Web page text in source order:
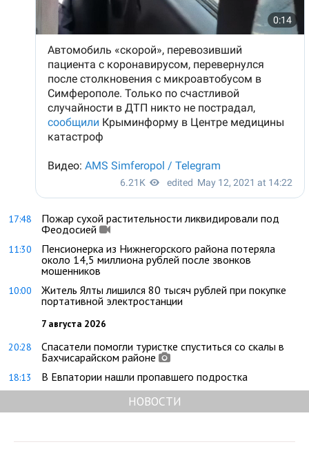
17:48
Пожар сухой растительности ликвидировали под
Феодосией
11:30
Пенсионерка из Нижнегорского района потеряла
около 14,5 миллиона рублей после звонков
мошенников
10:00
Житель Ялты лишился 80 тысяч рублей при покупке
портативной электростанции
7 августа 2026
20:28
Спасатели помогли туристке спуститься со скалы в
Бахчисарайском районе
18:13 В Евпатории нашли пропавшего подростка
НОВОСТИ